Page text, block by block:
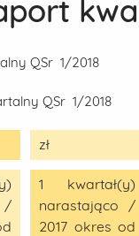
QSr 1/2018
QSr 1/2018
zł
/
1 kwartał(y)
narastająco /
2017 okres od